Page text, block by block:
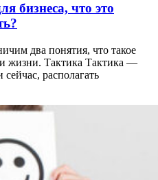
бизнеса, что это
два понятия, что такое
и жизни. Тактика Тактика —
сейчас, располагать